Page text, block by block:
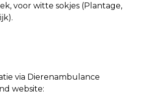
voor witte sokjes (Plantage,
via Dierenambulance
website: